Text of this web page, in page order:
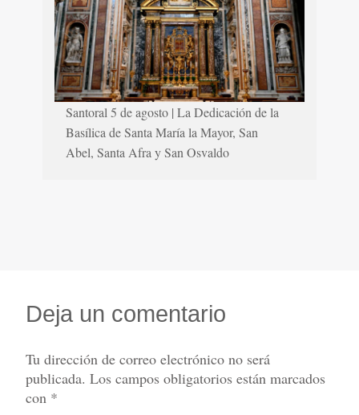
Santoral 5 de agosto | La Dedicación de la
Basílica de Santa María la Mayor, San
Abel, Santa Afra y San Osvaldo
Deja un comentario
Tu dirección de correo electrónico no será
publicada. Los campos obligatorios están marcados
con *